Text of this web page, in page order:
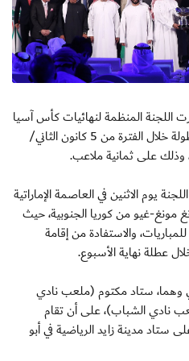
23 يناير 2017 : قررت اللجنة المنظمة لنهائيات كأس آسيا
2019 في الإمارات، اعتماد إقامة البطولة خلال الفترة من 5 كانون الثاني/
يوم الاثنين في العاصمة الإماراتية
مونغ-غيو من كوريا الجنوبية، حيث
والاستفادة من إقامة
خلال عطلة نهاية الأسبوع.
وهما، ستاد مكتوم (ملعب نادي
نادي الشباب)، على أن تقام
على ستاد مدينة زايد الرياضية في أبو